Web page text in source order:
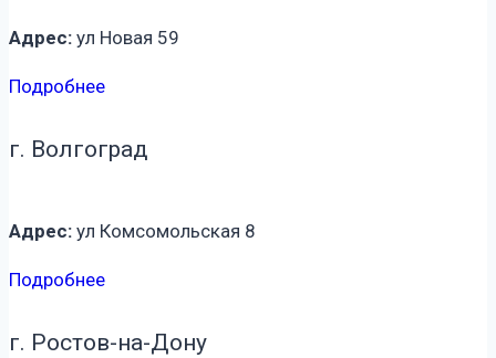
Адрес: ул Новая 59
Подробнее
г. Волгоград
Адрес: ул Комсомольская 8
Подробнее
г. Ростов-на-Дону